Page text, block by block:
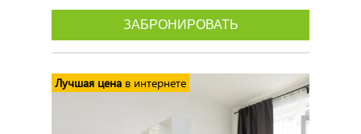
ЗАБРОНИРОВАТЬ
Лучшая цена в интернете